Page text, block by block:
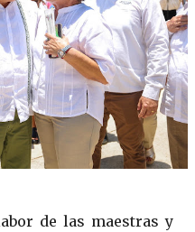
de las maestras y